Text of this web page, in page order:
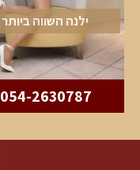
ילנה השווה ביותר
054-2630787